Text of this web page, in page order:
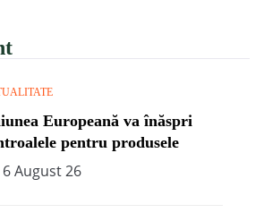
Europeană va înăspri
pentru produsele
6 August 26